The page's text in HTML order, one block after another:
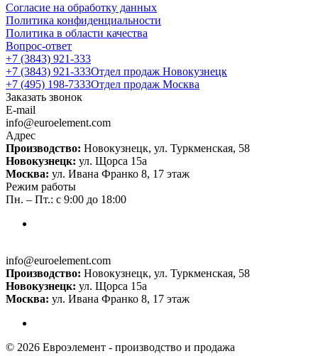
Согласие на обработку данных
Политика конфиденциальности
Политика в области качества
Вопрос-ответ
+7 (3843) 921-333
+7 (3843) 921-333Отдел продаж Новокузнецк
+7 (495) 198-7333Отдел продаж Москва
Заказать звонок
E-mail
info@euroelement.com
Адрес
Производство: Новокузнецк, ул. Туркменская, 58
Новокузнецк: ул. Щорса 15а
Москва: ул. Ивана Франко 8, 17 этаж
Режим работы
Пн. – Пт.: с 9:00 до 18:00
info@euroelement.com
Производство: Новокузнецк, ул. Туркменская, 58
Новокузнецк: ул. Щорса 15а
Москва: ул. Ивана Франко 8, 17 этаж
© 2026 Евроэлемент - производство и продажа